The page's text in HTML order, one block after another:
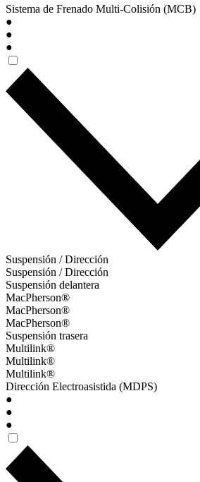
Sistema de Frenado Multi-Colisión (MCB)
●
●
●
Suspensión / Dirección
Suspensión / Dirección
Suspensión delantera
MacPherson®
MacPherson®
MacPherson®
Suspensión trasera
Multilink®
Multilink®
Multilink®
Dirección Electroasistida (MDPS)
●
●
●